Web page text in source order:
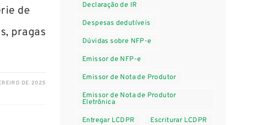
de
pragas
DE 2025
Declaração de IR
Despesas dedutíveis
Dúvidas sobre NFP-e
Emissor de NFP-e
Emissor de Nota de Produtor
Emissor de Nota de Produtor
Eletrônica
Entregar LCDPR Escriturar LCDPR